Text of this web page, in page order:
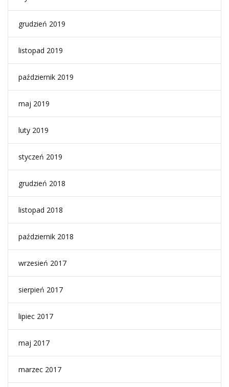
grudzień 2019
listopad 2019
październik 2019
maj 2019
luty 2019
styczeń 2019
grudzień 2018
listopad 2018
październik 2018
wrzesień 2017
sierpień 2017
lipiec 2017
maj 2017
marzec 2017